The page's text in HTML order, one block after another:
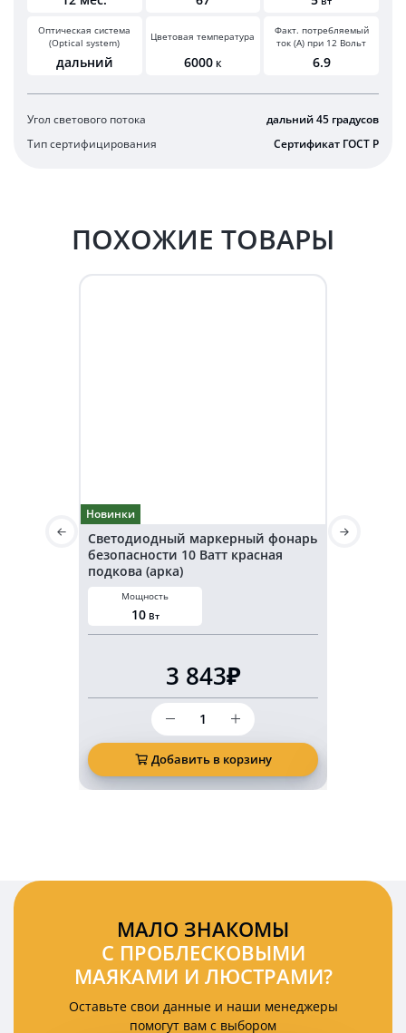
Оптическая система
(Optical system)
дальний
Цветовая температура
6000 К
Факт. потребляемый
ток (А) при 12 Вольт
6.9
Угол светового потока
дальний 45 градусов
Тип сертифицирования
Сертификат ГОСТ Р
ПОХОЖИЕ ТОВАРЫ
Новинки
Светодиодный маркерный фонарь
безопасности 10 Ватт красная
подкова (арка)
Мощность
10 Вт
3 843₽
Количество
товара
Светодиодный
маркерный
фонарь
безопасности
Добавить в корзину
МАЛО ЗНАКОМЫ
С ПРОБЛЕСКОВЫМИ
МАЯКАМИ И ЛЮСТРАМИ?
Оставьте свои данные и наши менеджеры
помогут вам с выбором